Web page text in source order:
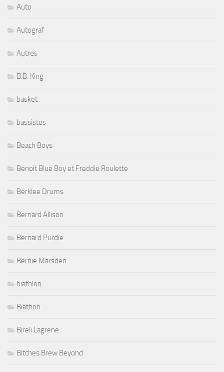
Auto
Autograf
Autres
B.B. King
basket
bassistes
Beach Boys
Benoit Blue Boy et Freddie Roulette
Berklee Drums
Bernard Allison
Bernard Purdie
Bernie Marsden
biathlon
Biathon
Bireli Lagrene
Bitches Brew Beyond